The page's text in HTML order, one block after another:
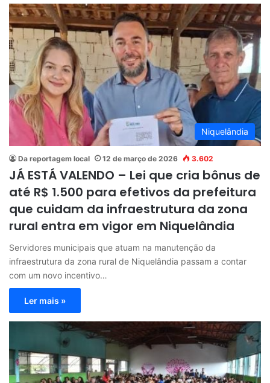
Niquelândia
Da reportagem local 12 de março de 2026 3.602
JÁ ESTÁ VALENDO – Lei que cria bônus de
até R$ 1.500 para efetivos da prefeitura
que cuidam da infraestrutura da zona
rural entra em vigor em Niquelândia
Servidores municipais que atuam na manutenção da
infraestrutura da zona rural de Niquelândia passam a contar
com um novo incentivo…
Ler mais »